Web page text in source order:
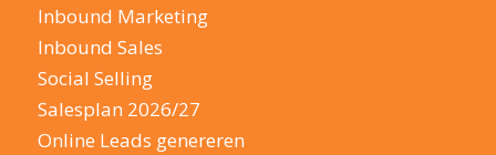
Inbound Marketing
Inbound Sales
Social Selling
Salesplan 2026/27
Online Leads genereren